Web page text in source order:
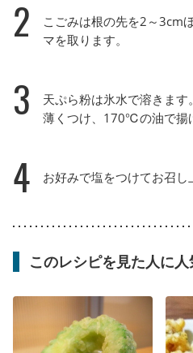
2
こごみは根の先を2～3cm
マを取ります。
3
天ぷら粉は氷水で溶きま
薄くつけ、170℃の油で揚
4 お好みで塩をつけてお召し
このレシピを見た人に